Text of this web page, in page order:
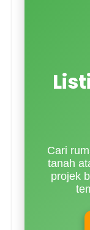
Cari
tanah
projek